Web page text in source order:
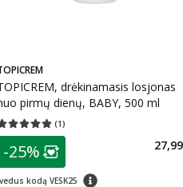
:
drėkinamasis losjonas
pirmų dienų, BABY, 500 ml
(1)
įvertinimas 5.00
patarimas
Lojalumo klubo
-25%
kodą VESK25 patarimas